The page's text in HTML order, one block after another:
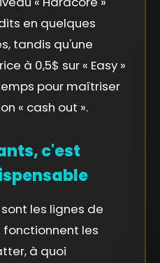
en quelques
tandis qu'une
à 0,5$ sur « Easy »
pour maîtriser
« cash out ».
c'est
les lignes de
les
à quoi